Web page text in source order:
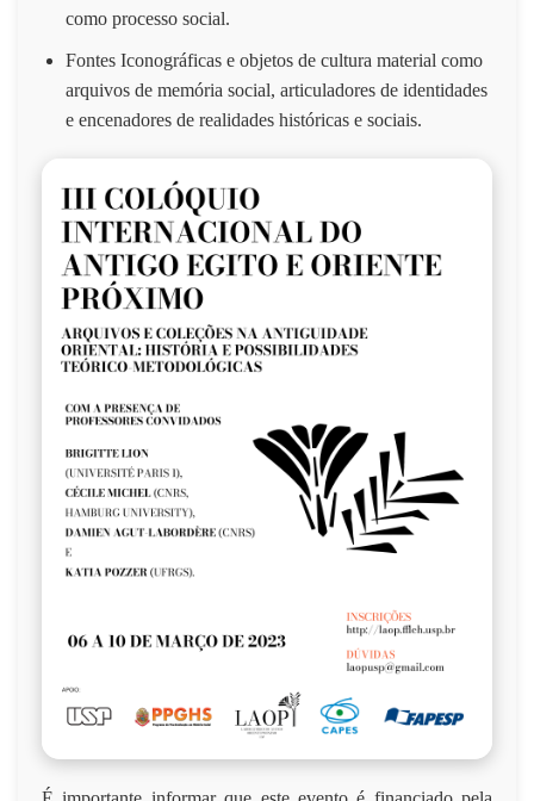
como processo social.
Fontes Iconográficas e objetos de cultura material como
arquivos de memória social, articuladores de identidades
e encenadores de realidades históricas e sociais.